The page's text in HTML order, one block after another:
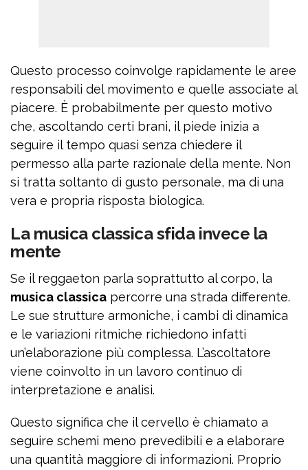
Questo processo coinvolge rapidamente le aree
responsabili del movimento e quelle associate al
piacere. È probabilmente per questo motivo
che, ascoltando certi brani, il piede inizia a
seguire il tempo quasi senza chiedere il
permesso alla parte razionale della mente. Non
si tratta soltanto di gusto personale, ma di una
vera e propria risposta biologica.
La musica classica sfida invece la
mente
Se il reggaeton parla soprattutto al corpo, la
musica classica percorre una strada differente.
Le sue strutture armoniche, i cambi di dinamica
e le variazioni ritmiche richiedono infatti
un’elaborazione più complessa. L’ascoltatore
viene coinvolto in un lavoro continuo di
interpretazione e analisi.
Questo significa che il cervello è chiamato a
seguire schemi meno prevedibili e a elaborare
una quantità maggiore di informazioni. Proprio